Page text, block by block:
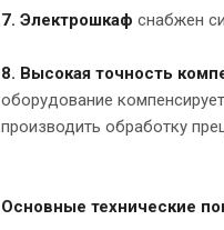
7. Электрошкаф снабжен
8. Высокая точность
оборудование
производить обработку
Основные технические